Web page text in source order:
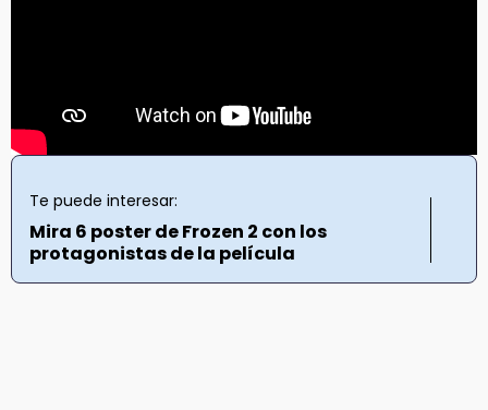
Te puede interesar:
Mira 6 poster de Frozen 2 con los
protagonistas de la película